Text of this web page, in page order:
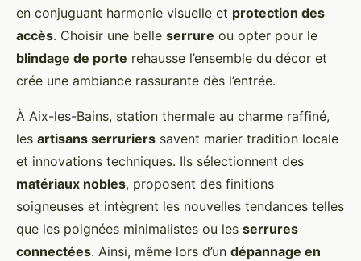
en conjuguant harmonie visuelle et protection des
accès. Choisir une belle serrure ou opter pour le
blindage de porte rehausse l’ensemble du décor et
crée une ambiance rassurante dès l’entrée.
À Aix-les-Bains, station thermale au charme raffiné,
les artisans serruriers savent marier tradition locale
et innovations techniques. Ils sélectionnent des
matériaux nobles, proposent des finitions
soigneuses et intègrent les nouvelles tendances telles
que les poignées minimalistes ou les serrures
connectées. Ainsi, même lors d’un dépannage en